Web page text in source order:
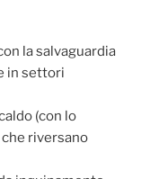
la salvaguardia
in settori
(con lo
riversano